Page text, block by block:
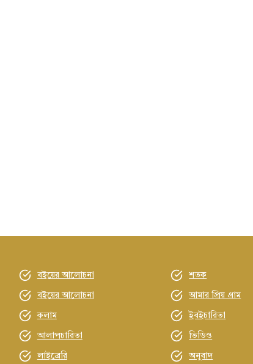
বইয়ের আলোচনা
বইয়ের আলোচনা
কলাম
আলাপচারিতা
লাইব্রেরি
শতক
আমার প্রিয় গ্রাম
ইবইচারিতা
ভিডিও
অনুবাদ